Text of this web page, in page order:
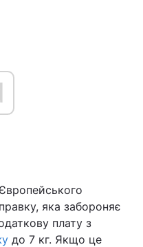
Політика яка забороняє
плату з
до 7 кг. Якщо це